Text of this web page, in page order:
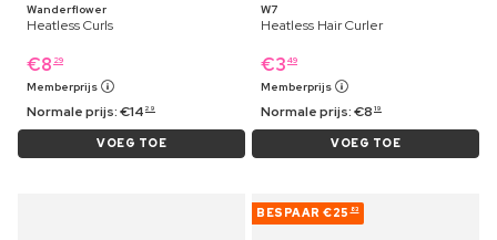
Wanderflower
Heatless Curls
€8 29
Memberprijs
Normale prijs:€14 29
VOEG TOE
W7
Heatless Hair Curler
€3 49
Memberprijs
Normale prijs:€8 19
VOEG TOE
BESPAAR €25 83